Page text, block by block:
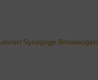
Synagoge